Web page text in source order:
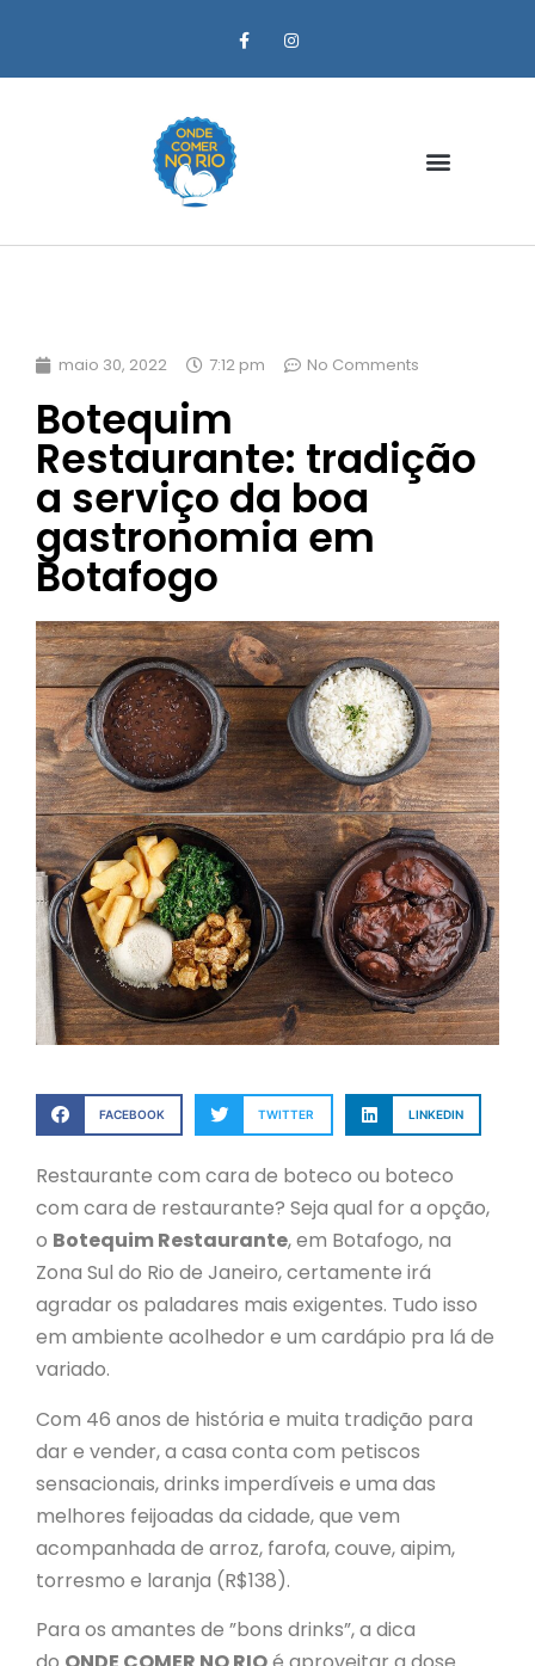
maio 30, 2022 7:12 pm No Comments
Botequim
Restaurante: tradição
a serviço da boa
gastronomia em
Botafogo
FACEBOOK TWITTER LINKEDIN
Restaurante com cara de boteco ou boteco
com cara de restaurante? Seja qual for a opção,
o Botequim Restaurante, em Botafogo, na
Zona Sul do Rio de Janeiro, certamente irá
agradar os paladares mais exigentes. Tudo isso
em ambiente acolhedor e um cardápio pra lá de
variado.
Com 46 anos de história e muita tradição para
dar e vender, a casa conta com petiscos
sensacionais, drinks imperdíveis e uma das
melhores feijoadas da cidade, que vem
acompanhada de arroz, farofa, couve, aipim,
torresmo e laranja (R$138).
Para os amantes de ”bons drinks”, a dica